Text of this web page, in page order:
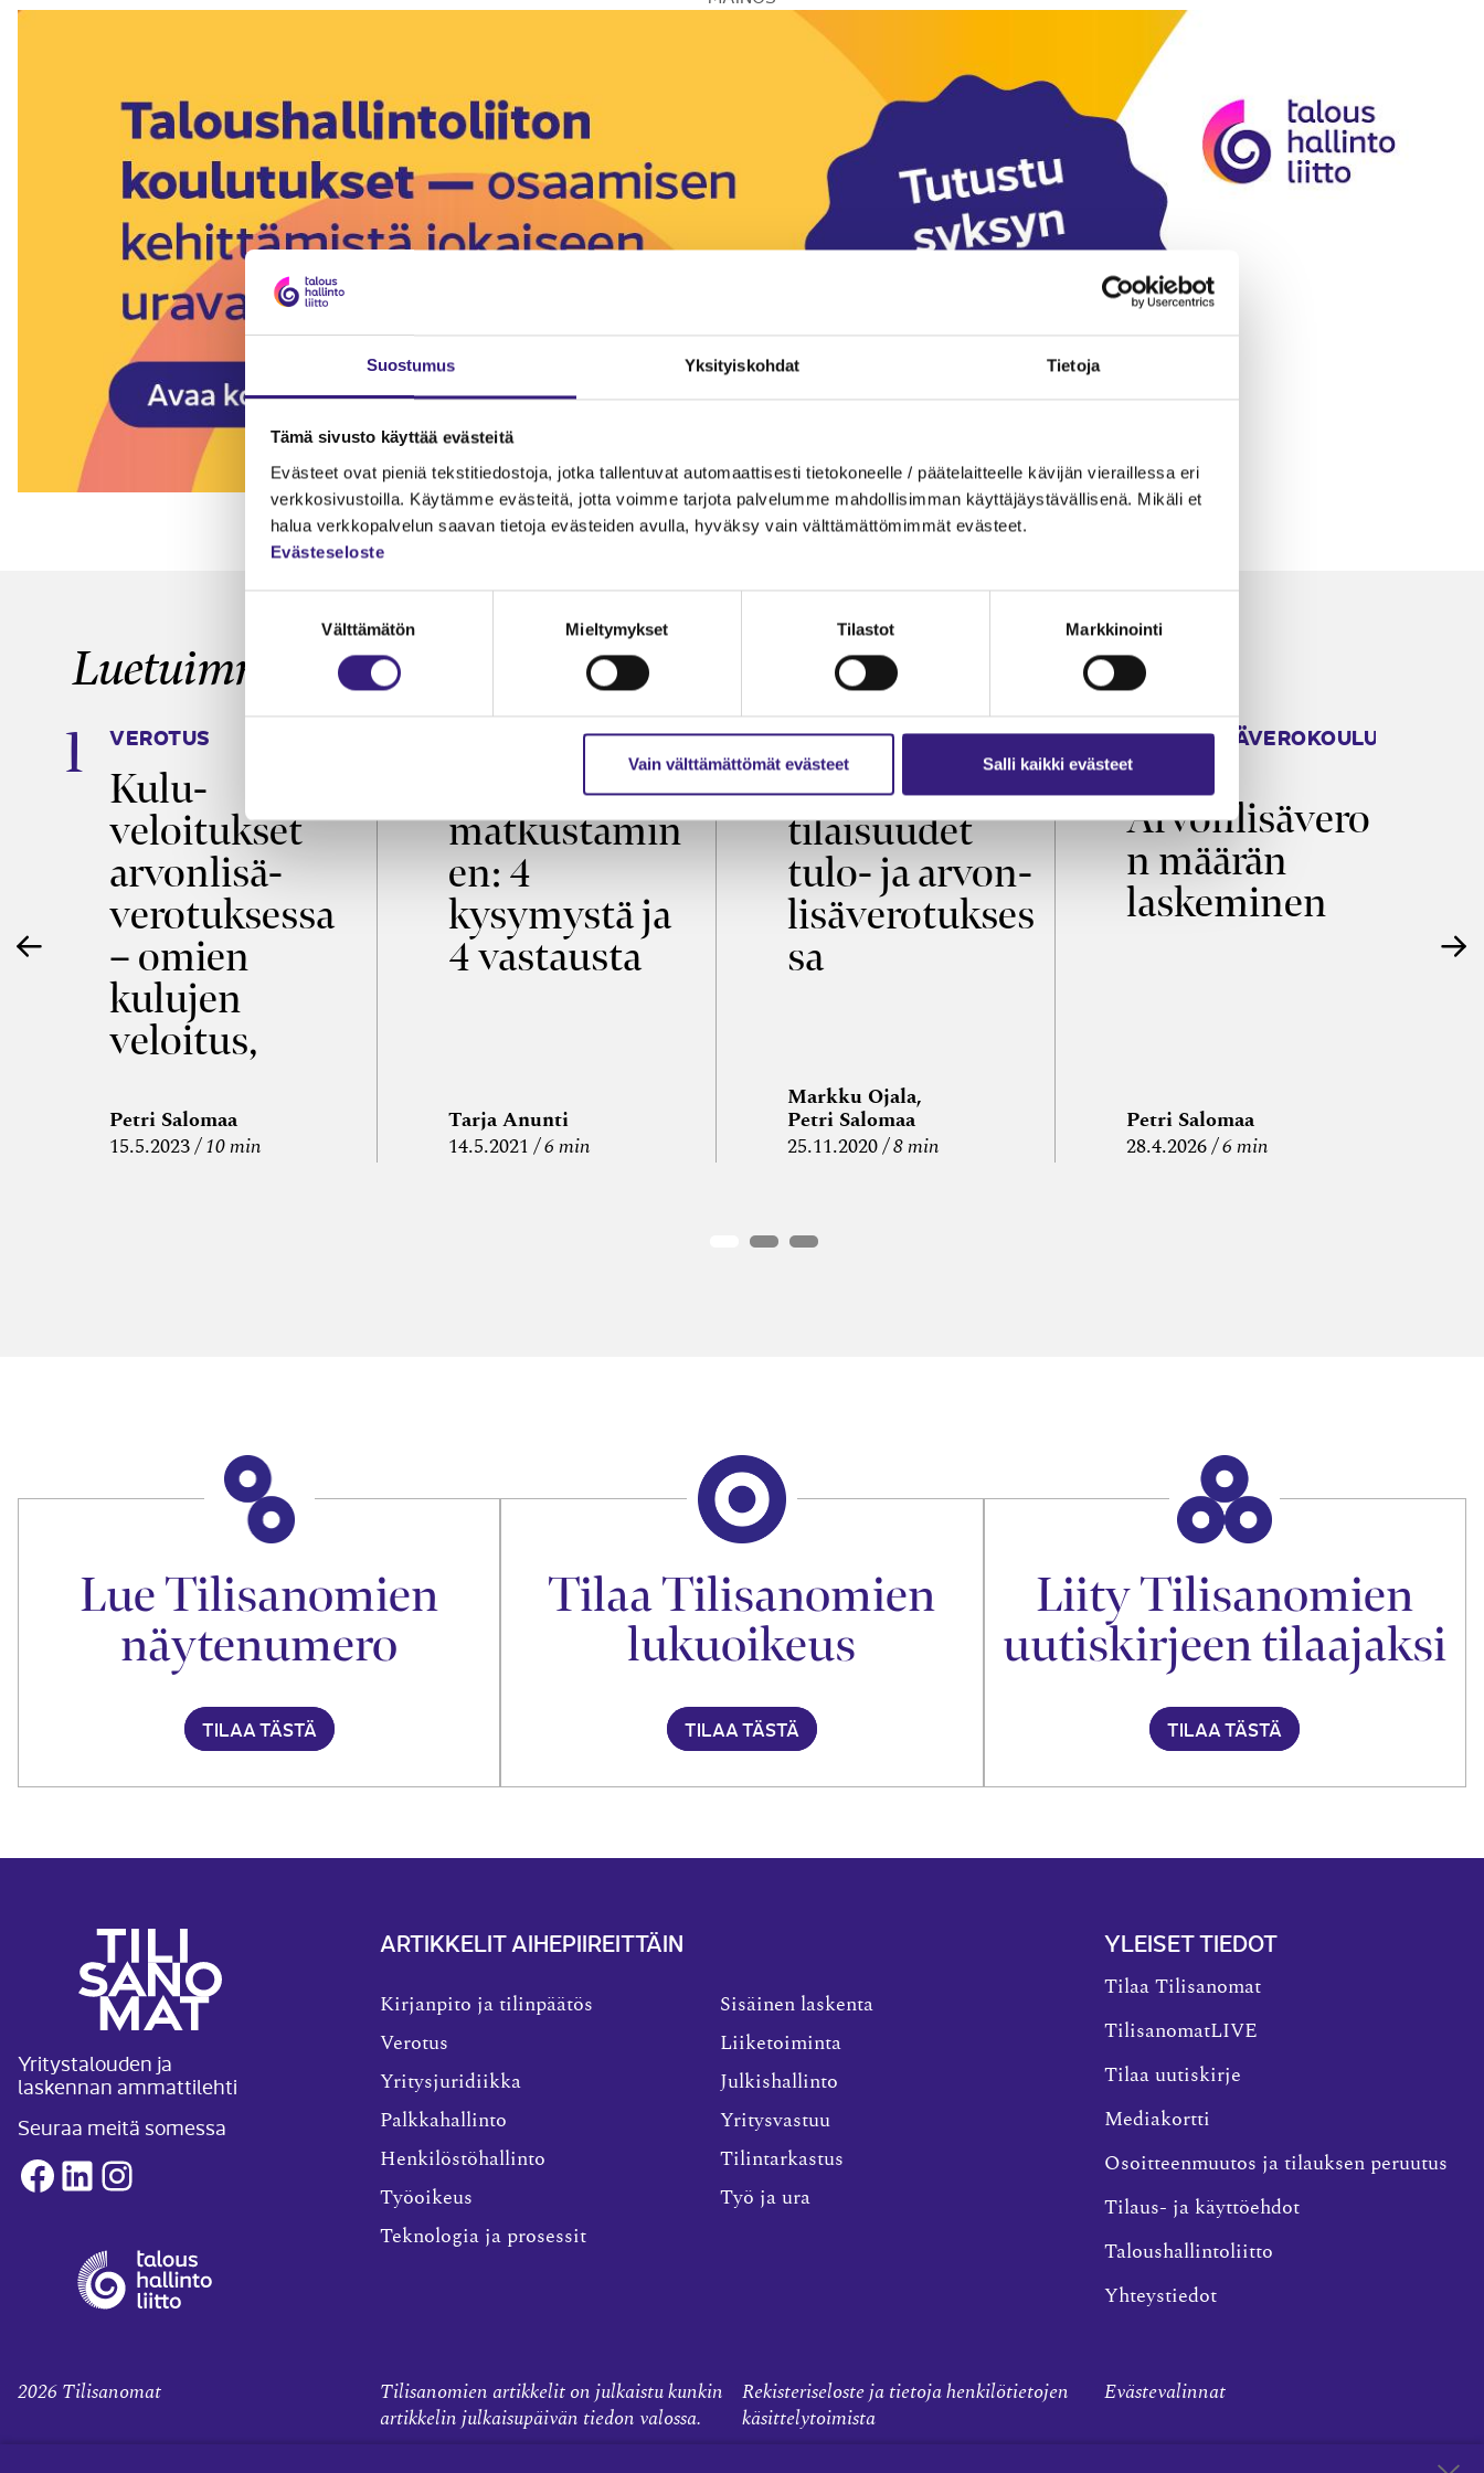
Suostumus Yksityiskohdat Tietoja
Tämä sivusto käyttää evästeitä
Evästeet ovat pieniä tekstitiedostoja, jotka tallentuvat automaattisesti tietokoneelle / päätelaitteelle kävijän vieraillessa eri
verkkosivustoilla. Käytämme evästeitä, jotta voimme tarjota palvelumme mahdollisimman käyttäjäystävällisenä. Mikäli et
halua verkkopalvelun saavan tietoja evästeiden avulla, hyväksy vain välttämättömimmät evästeet.
Evästeseloste
Välttämätön Mieltymykset Tilastot Markkinointi
Vain välttämättömät evästeet Salli kaikki evästeet
Luetuimmat
VEROTUS
Kulu­
veloitukset
arvon­lisä­
verotuksessa
– omien
kulujen
veloitus,
edelleen­
veloitus ja
Petri Salomaa
15.5.2023 10 min
Työaikalaki ja
matkustamin
en: 4
kysymystä ja
4 vastausta
Tarja Anunti
14.5.2021
6 min
VEROTUS
Virkistys­
tilaisuudet
tulo- ja arvon­
lisäverotukses
sa
Markku Ojala,
Petri Salomaa
25.11.2020 8 min
ARVONLISÄVEROKOULU
2026
Arvonlisävero
n määrän
laskeminen
Petri Salomaa
28.4.2026 6 min
Lue Tilisanomien
näytenumero
TILAA TÄSTÄ
Tilaa Tilisanomien
lukuoikeus
TILAA TÄSTÄ
Liity Tilisanomien
uutiskirjeen tilaajaksi
TILAA TÄSTÄ
Yritystalouden ja
laskennan ammattilehti
Seuraa meitä somessa
Facebook
LinkedInInstagram
ARTIKKELIT AIHEPIIREITTÄIN
Kirjanpito ja tilinpäätös
Verotus
Yritysjuridiikka
Palkkahallinto
Henkilöstöhallinto
Työoikeus
Teknologia ja prosessit
Sisäinen laskenta
Liiketoiminta
Julkishallinto
Yritysvastuu
Tilintarkastus
Työ ja ura
YLEISET TIEDOT
Tilaa Tilisanomat
TilisanomatLIVE
Tilaa uutiskirje
Mediakortti
Osoitteenmuutos ja tilauksen peruutus
Tilaus- ja käyttöehdot
Taloushallintoliitto
Yhteystiedot
2026 Tilisanomat
Tilisanomien artikkelit on julkaistu kunkin
artikkelin julkaisupäivän tiedon valossa.
Rekisteriseloste ja tietoja henkilötietojen
käsittelytoimista
Evästevalinnat